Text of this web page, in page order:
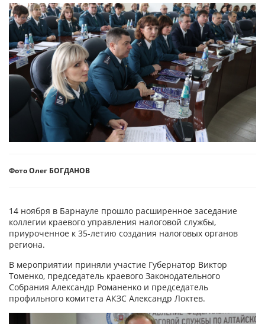
Фото Олег БОГДАНОВ
14 ноября в Барнауле прошло расширенное заседание
коллегии краевого управления налоговой службы,
приуроченное к 35-летию создания налоговых органов
региона.
В мероприятии приняли участие Губернатор Виктор
Томенко, председатель краевого Законодательного
Собрания Александр Романенко и председатель
профильного комитета АКЗС Александр Локтев.